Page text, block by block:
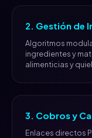
2. Gestión de
Algoritmos
ingredientes y
alimenticias y
3. Cobros y
Enlaces directos